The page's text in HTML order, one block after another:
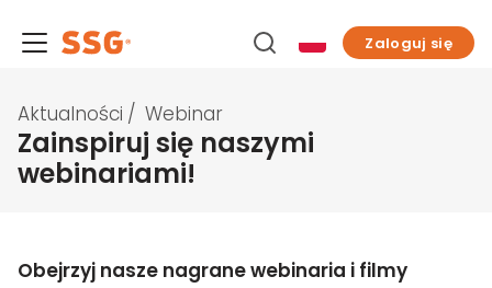
Zaloguj się
Aktualności / Webinar
Zainspiruj się naszymi
webinariami!
Obejrzyj nasze nagrane webinaria i filmy